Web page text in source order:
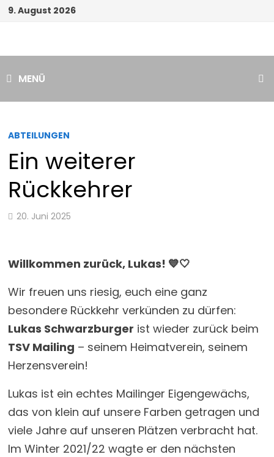
Zum
9. August 2026
MENÜ
ABTEILUNGEN
Ein weiterer
Rückkehrer
20. Juni 2025
Willkommen zurück, Lukas! 💙🤍
Wir freuen uns riesig, euch eine ganz
besondere Rückkehr verkünden zu dürfen:
Lukas Schwarzburger ist wieder zurück beim
TSV Mailing – seinem Heimatverein, seinem
Herzensverein!
Lukas ist ein echtes Mailinger Eigengewächs,
das von klein auf unsere Farben getragen und
viele Jahre auf unseren Plätzen verbracht hat.
Im Winter 2021/22 wagte er den nächsten